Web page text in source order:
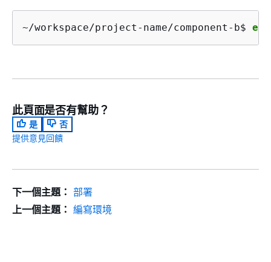
~/workspace/project-name/component-b$ eb
此頁面是否有幫助？
是
否
提供意見回饋
下一個主題： 部署
上一個主題： 編寫環境